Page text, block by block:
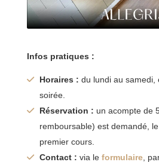
Infos pratiques :
Horaires : du lundi au samedi,
soirée.
Réservation : un acompte de
remboursable) est demandé,
premier cours.
Contact : via le formulaire,